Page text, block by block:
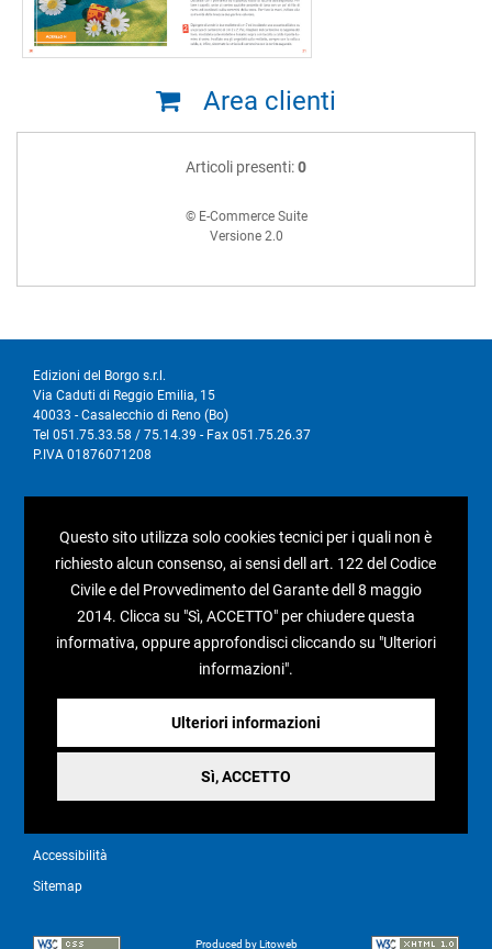
Area clienti
Articoli presenti:0
© E-Commerce Suite
Versione 2.0
Edizioni del Borgo s.r.l.
Via Caduti di Reggio Emilia, 15
40033 - Casalecchio di Reno (Bo)
Tel 051.75.33.58 / 75.14.39 - Fax 051.75.26.37
P.IVA 01876071208
Condizioni generali di vendita
Resi e rimborsi
Accessibilità
Sitemap
Produced by Litoweb
Questo sito utilizza solo cookies tecnici per i quali non è
richiesto alcun consenso, ai sensi dell art. 122 del Codice
Civile e del Provvedimento del Garante dell 8 maggio
2014. Clicca su "Sì, ACCETTO" per chiudere questa
informativa, oppure approfondisci cliccando su "Ulteriori
informazioni".
Ulteriori informazioni
Sì, ACCETTO